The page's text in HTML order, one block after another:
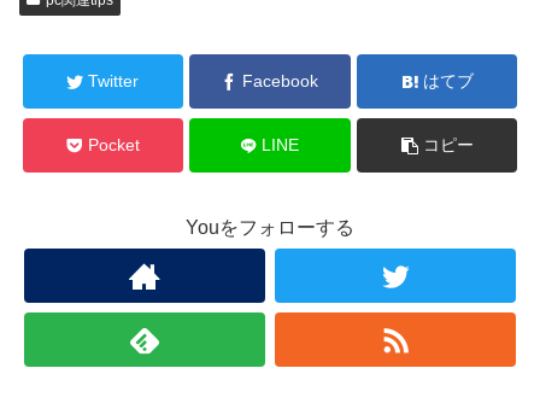
Twitter Facebook はてブ
Pocket LINE コピー
Youをフォローする